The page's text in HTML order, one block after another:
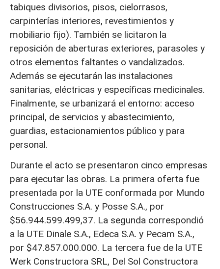
tabiques divisorios, pisos, cielorrasos,
carpinterías interiores, revestimientos y
mobiliario fijo). También se licitaron la
reposición de aberturas exteriores, parasoles y
otros elementos faltantes o vandalizados.
Además se ejecutarán las instalaciones
sanitarias, eléctricas y específicas medicinales.
Finalmente, se urbanizará el entorno: acceso
principal, de servicios y abastecimiento,
guardias, estacionamientos público y para
personal.
Durante el acto se presentaron cinco empresas
para ejecutar las obras. La primera oferta fue
presentada por la UTE conformada por Mundo
Construcciones S.A. y Posse S.A., por
$56.944.599.499,37. La segunda correspondió
a la UTE Dinale S.A., Edeca S.A. y Pecam S.A.,
por $47.857.000.000. La tercera fue de la UTE
Werk Constructora SRL, Del Sol Constructora